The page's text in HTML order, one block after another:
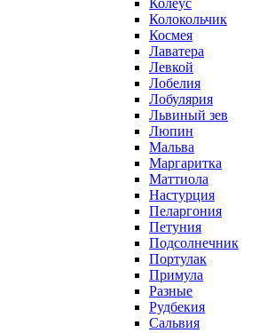
Колеус
Колокольчик
Космея
Лаватера
Левкой
Лобелия
Лобулярия
Львиный зев
Люпин
Мальва
Маргаритка
Маттиола
Настурция
Пеларгония
Петуния
Подсолнечник
Портулак
Примула
Разные
Рудбекия
Сальвия